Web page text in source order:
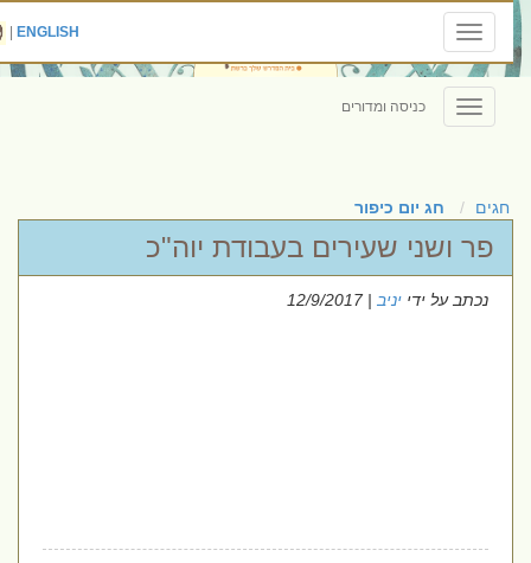
Toggle
navigation
ENGLISH
|
Toggle
navigation
כניסה ומדורים
חגים חג יום כיפור
פר ושני שעירים בעבודת יוה"כ
נכתב על ידייניב| 12/9/2017